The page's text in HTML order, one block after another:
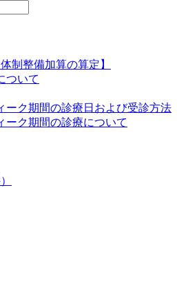
制整備加算の算定】
ついて
ーク期間の診療日および受診方法
ーク期間の診療について